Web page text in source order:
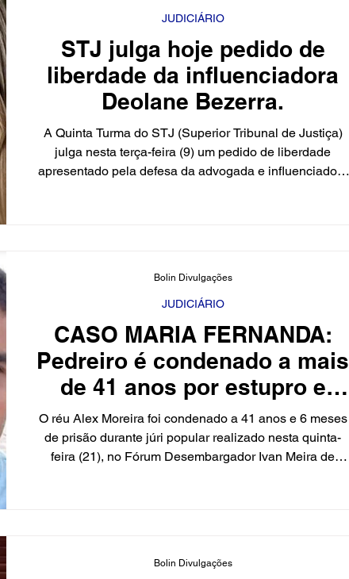
Polícia Civi
STJ julga hoje pedido de
liberdade da influenciadora
Deolane Bezerra.
A Quinta Turma do STJ (Superior Tribunal de Justiça)
julga nesta terça-feira (9) um pedido de liberdade
apresentado pela defesa da advogada e influenciadora
JUDICIÁRIO
CASO MARIA FERNANDA:
Pedreiro é condenado a mais
de 41 anos por estupro e
morte de menina de 12 anos
na Grande Natal.
O réu Alex Moreira foi condenado a 41 anos e 6 meses
de prisão durante júri popular realizado nesta quinta-
feira (21), no Fórum Desembargador Ivan Meira de
Grande do Norte após o desaparecimento da estudante
JUDICIÁRIO
Bolin Divulgações
Bolin Divulgações